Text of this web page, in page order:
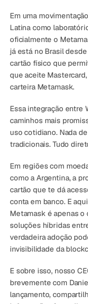
Em uma
Latina como
oficialmente o
já está no Brasil
cartão físico que
que aceite
carteira Metamask.
Essa integração entre
caminhos mais
uso cotidiano. Nada
tradicionais. Tudo
Em regiões com
como a Argentina, a
cartão que te dá
conta em banco. E
Metamask é apenas o
soluções híbridas
verdadeira adoção
invisibilidade da
E sobre isso, nosso
brevemente com
lançamento,